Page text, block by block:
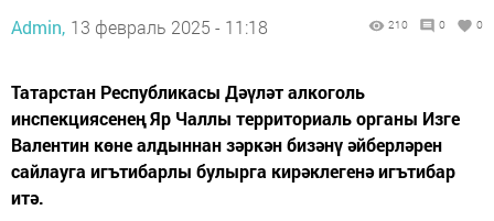
Admin, 13 февраль 2025 - 11:18 210 0 0
Татарстан Республикасы Дәүләт алкоголь
инспекциясенең Яр Чаллы территориаль органы Изге
Валентин көне алдыннан зәркән бизәнү әйберләрен
сайлауга игътибарлы булырга кирәклегенә игътибар
итә.